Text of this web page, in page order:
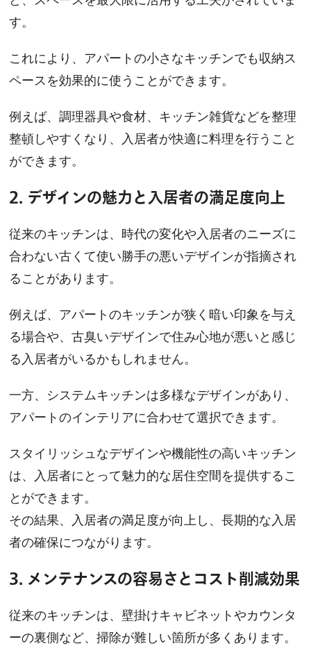
す。
これにより、アパートの小さなキッチンでも収納ス
ペースを効果的に使うことができます。
例えば、調理器具や食材、キッチン雑貨などを整理
整頓しやすくなり、入居者が快適に料理を行うこと
ができます。
2. デザインの魅力と入居者の満足度向上
従来のキッチンは、時代の変化や入居者のニーズに
合わない古くて使い勝手の悪いデザインが指摘され
ることがあります。
例えば、アパートのキッチンが狭く暗い印象を与え
る場合や、古臭いデザインで住み心地が悪いと感じ
る入居者がいるかもしれません。
一方、システムキッチンは多様なデザインがあり、
アパートのインテリアに合わせて選択できます。
スタイリッシュなデザインや機能性の高いキッチン
は、入居者にとって魅力的な居住空間を提供するこ
とができます。
その結果、入居者の満足度が向上し、長期的な入居
者の確保につながります。
3. メンテナンスの容易さとコスト削減効果
従来のキッチンは、壁掛けキャビネットやカウンタ
ーの裏側など、掃除が難しい箇所が多くあります。